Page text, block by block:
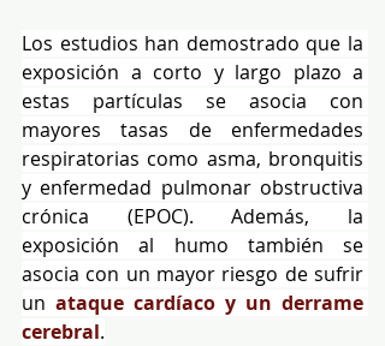
Los estudios han demostrado que la
exposición a corto y largo plazo a
estas partículas se asocia con
mayores tasas de enfermedades
respiratorias como asma, bronquitis
y enfermedad pulmonar obstructiva
crónica (EPOC). Además, la
exposición al humo también se
asocia con un mayor riesgo de sufrir
un ataque cardíaco y un derrame
cerebral.